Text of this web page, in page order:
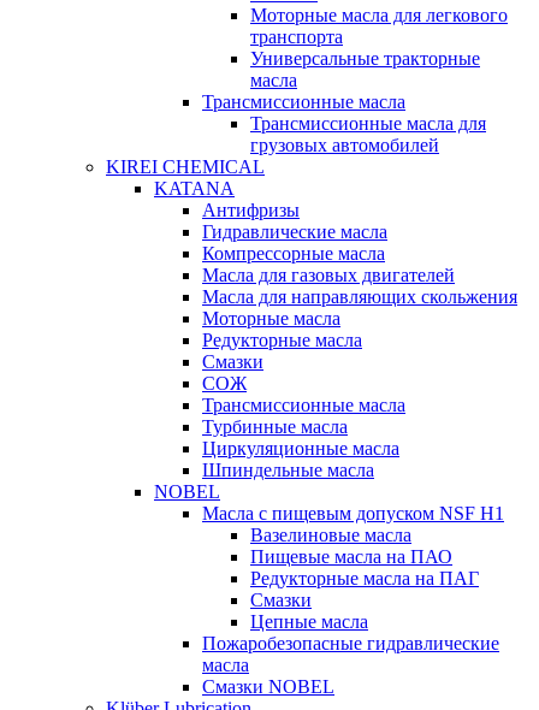
Моторные масла для легкового
транспорта
Универсальные тракторные
масла
Трансмиссионные масла
Трансмиссионные масла для
грузовых автомобилей
KIREI CHEMICAL
KATANA
Антифризы
Гидравлические масла
Компрессорные масла
Масла для газовых двигателей
Масла для направляющих скольжения
Моторные масла
Редукторные масла
Смазки
СОЖ
Трансмиссионные масла
Турбинные масла
Циркуляционные масла
Шпиндельные масла
NOBEL
Масла с пищевым допуском NSF H1
Вазелиновые масла
Пищевые масла на ПАО
Редукторные масла на ПАГ
Смазки
Цепные масла
Пожаробезопасные гидравлические
масла
Смазки NOBEL